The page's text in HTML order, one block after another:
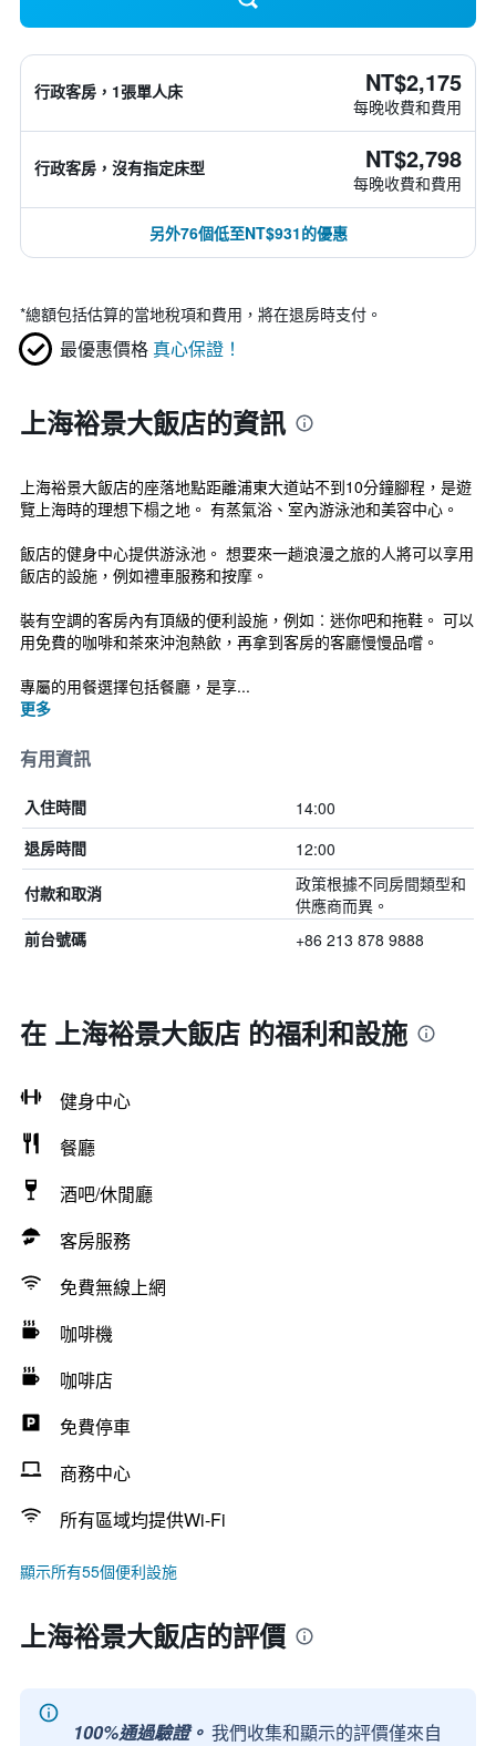
行政客房，1張單人床 NT$2,175
每晚收費和費用
行政客房，沒有指定床型 NT$2,798
每晚收費和費用
另外76個低至NT$931的優惠
*總額包括估算的當地稅項和費用，將在退房時支付。
最優惠價格 真心保證！
上海裕景大飯店的資訊
上海裕景大飯店的座落地點距離浦東大道站不到10分鐘腳程，是遊
覽上海時的理想下榻之地。 有蒸氣浴、室內游泳池和美容中心。
飯店的健身中心提供游泳池。 想要來一趟浪漫之旅的人將可以享用
飯店的設施，例如禮車服務和按摩。
裝有空調的客房內有頂級的便利設施，例如︰迷你吧和拖鞋。 可以
用免費的咖啡和茶來沖泡熱飲，再拿到客房的客廳慢慢品嚐。
專屬的用餐選擇包括餐廳，是享...
更多
有用資訊
入住時間 14:00
退房時間 12:00
付款和取消
政策根據不同房間類型和
供應商而異。
前台號碼 +86 213 878 9888
在 上海裕景大飯店 的福利和設施
健身中心
餐廳
酒吧/休閒廳
客房服務
免費無線上網
咖啡機
咖啡店
免費停車
商務中心
所有區域均提供Wi-Fi
顯示所有55個便利設施
上海裕景大飯店的評價
100%通過驗證。 我們收集和顯示的評價僅來自